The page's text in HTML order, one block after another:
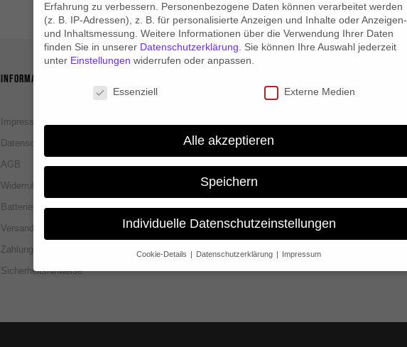
INFORMATIONEN
Impressum
Datenschutzerklärung
AGB
Widerruf
Batterieentsorgung
Versandinformationen
Zahlungsinformationen
Sicherheitshinweise
Kontakt
Mein Konto
Warenkorb
Kasse
Erfahrung zu verbessern.
Personenbezogene Daten können verarbeitet werden
(z. B. IP-Adressen), z. B. für personalisierte Anzeigen und Inhalte oder Anzeigen-
und Inhaltsmessung. Weitere Informationen über die Verwendung Ihrer Daten
finden Sie in unserer Datenschutzerklärung
Sie können Ihre Auswahl jederzeit
unter Einstellungen widerrufen oder anpassen.
Essenziell
Externe Medien
Alle akzeptieren
Speichern
Individuelle Datenschutzeinstellungen
Cookie-Details Datenschutzerklärung Impressum
Datenschutzeinstellungen
Wir verwenden Cookies und andere Technologien auf unserer Website. Einige